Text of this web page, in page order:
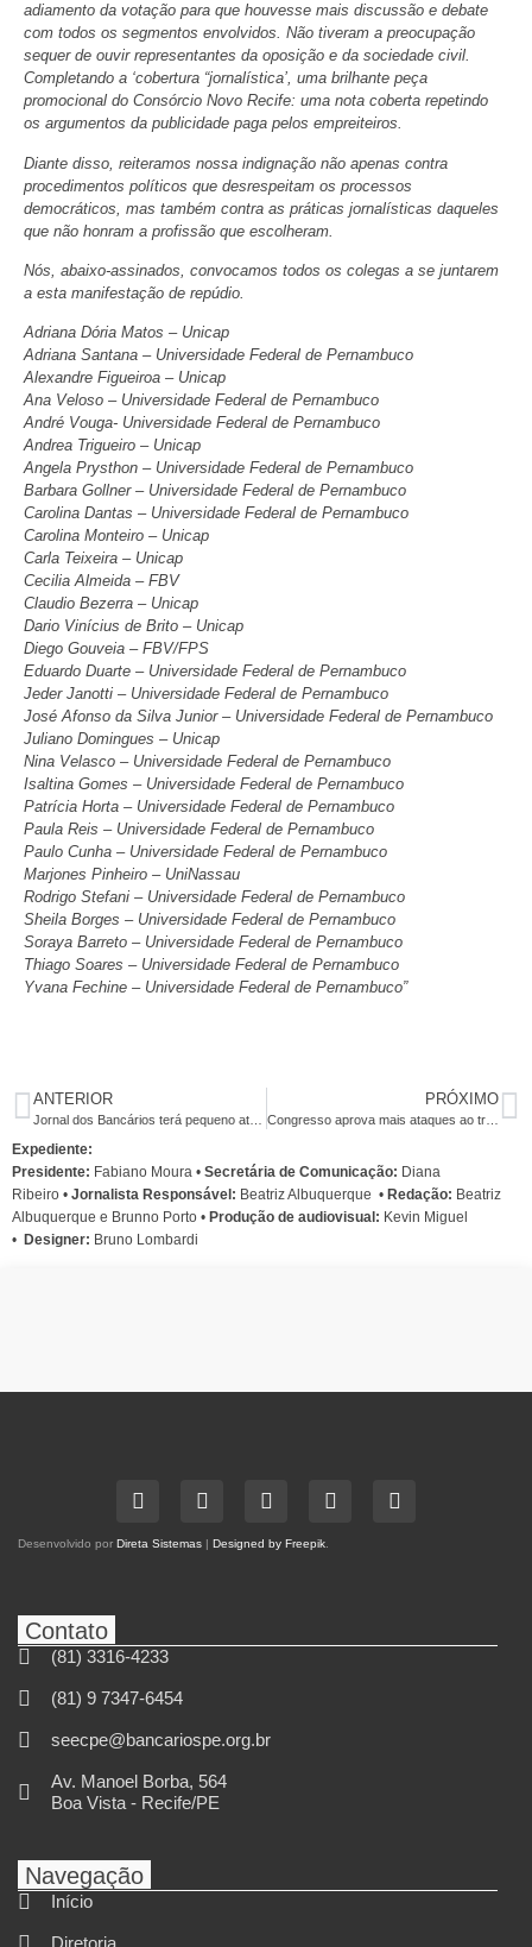
adiamento da votação para que houvesse mais discussão e debate
com todos os segmentos envolvidos. Não tiveram a preocupação
sequer de ouvir representantes da oposição e da sociedade civil.
Completando a ‘cobertura “jornalística’, uma brilhante peça
promocional do Consórcio Novo Recife: uma nota coberta repetindo
os argumentos da publicidade paga pelos empreiteiros.
Diante disso, reiteramos nossa indignação não apenas contra
procedimentos políticos que desrespeitam os processos
democráticos, mas também contra as práticas jornalísticas daqueles
que não honram a profissão que escolheram.
Nós, abaixo-assinados, convocamos todos os colegas a se juntarem
a esta manifestação de repúdio.
Adriana Dória Matos – Unicap
Adriana Santana – Universidade Federal de Pernambuco
Alexandre Figueiroa – Unicap
Ana Veloso – Universidade Federal de Pernambuco
André Vouga- Universidade Federal de Pernambuco
Andrea Trigueiro – Unicap
Angela Prysthon – Universidade Federal de Pernambuco
Barbara Gollner – Universidade Federal de Pernambuco
Carolina Dantas – Universidade Federal de Pernambuco
Carolina Monteiro – Unicap
Carla Teixeira – Unicap
Cecilia Almeida – FBV
Claudio Bezerra – Unicap
Dario Vinícius de Brito – Unicap
Diego Gouveia – FBV/FPS
Eduardo Duarte – Universidade Federal de Pernambuco
Jeder Janotti – Universidade Federal de Pernambuco
José Afonso da Silva Junior – Universidade Federal de Pernambuco
Juliano Domingues – Unicap
Nina Velasco – Universidade Federal de Pernambuco
Isaltina Gomes – Universidade Federal de Pernambuco
Patrícia Horta – Universidade Federal de Pernambuco
Paula Reis – Universidade Federal de Pernambuco
Paulo Cunha – Universidade Federal de Pernambuco
Marjones Pinheiro – UniNassau
Rodrigo Stefani – Universidade Federal de Pernambuco
Sheila Borges – Universidade Federal de Pernambuco
Soraya Barreto – Universidade Federal de Pernambuco
Thiago Soares – Universidade Federal de Pernambuco
Yvana Fechine – Universidade Federal de Pernambuco”
ANTERIOR PRÓXIMO
Congresso aprova mais ataques ao trabalhador. Movimentos reforçam chamado para paralisação no dia 29.
Expediente:
Presidente: Fabiano Moura • Secretária de Comunicação: Diana
Ribeiro • Jornalista Responsável: Beatriz Albuquerque • Redação: Beatriz
Albuquerque e Brunno Porto • Produção de audiovisual: Kevin Miguel
• Designer: Bruno Lombardi
Desenvolvido por Direta Sistemas | Designed by Freepik
Contato
(81) 3316-4233
(81) 9 7347-6454
seecpe@bancariospe.org.br
Av. Manoel Borba, 564
Boa Vista - Recife/PE
Navegação
Início